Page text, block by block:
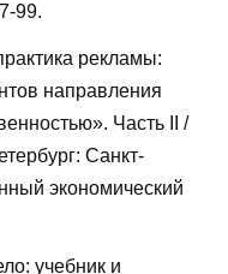
99.
рекламы:
направления
Часть II /
Санкт-
экономический
учебник и